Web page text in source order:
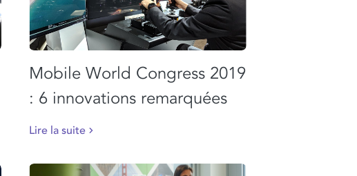
Mobile World Congress 2019
: 6 innovations remarquées
Lire la suite